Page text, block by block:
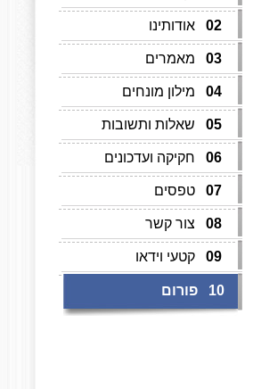
02 אודותינו
03 מאמרים
04 מילון מונחים
05 שאלות ותשובות
06 חקיקה ועדכונים
07 טפסים
08 צור קשר
09 קטעי וידאו
10 פורום